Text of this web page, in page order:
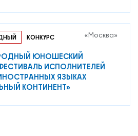
КОНКУРС
«Москва»
ЮНОШЕСКИЙ
ИСПОЛНИТЕЛЕЙ
ЯЗЫКАХ
КОНТИНЕНТ»